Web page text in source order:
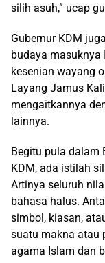
silih asuh,” ucap
Gubernur KDM
budaya masuknya
kesenian wayang
Layang Jamus
mengaitkannya
lainnya.
Begitu pula dalam
KDM, ada istilah
Artinya seluruh
bahasa halus.
simbol, kiasan,
suatu makna atau
agama Islam dan